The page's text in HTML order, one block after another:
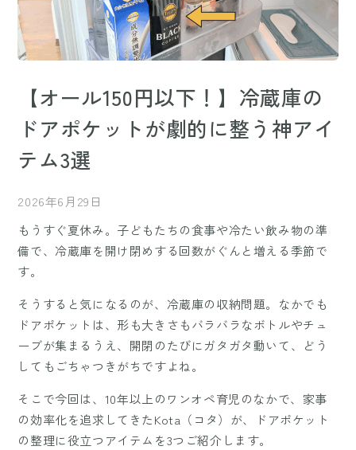
【オール150円以下！】冷蔵庫の
ドアポケットが劇的に整う神アイ
テム3選
2026年6月29日
もうすぐ夏休み。子どもたちの食事や冷たい飲み物の準
備で、冷蔵庫を開け閉めする回数がぐんと増える季節で
す。
そうすると気になるのが、冷蔵庫の収納問題。なかでも
ドアポケットは、形も大きさもバラバラなボトルやチュ
ーブが集まるうえ、開閉のたびにガタガタ動いて、どう
してもごちゃつきがちですよね。
そこで今回は、10年以上のワンオペ育児のなかで、家事
の効率化を追求してきたKota（コタ）が、ドアポケット
の整理に役立つアイテムを3つご紹介します。